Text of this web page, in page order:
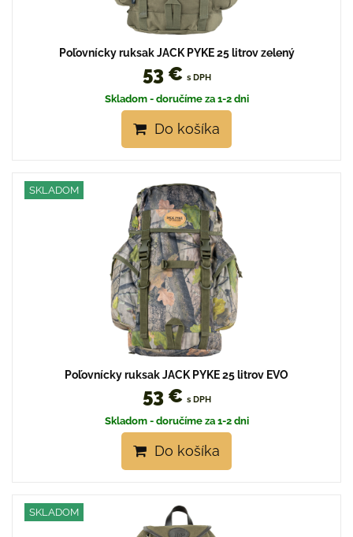
Poľovnícky ruksak JACK PYKE 25 litrov zelený
53 € s DPH
Skladom - doručíme za 1-2 dni
Do košíka
SKLADOM
Poľovnícky ruksak JACK PYKE 25 litrov EVO
53 € s DPH
Skladom - doručíme za 1-2 dni
Do košíka
SKLADOM